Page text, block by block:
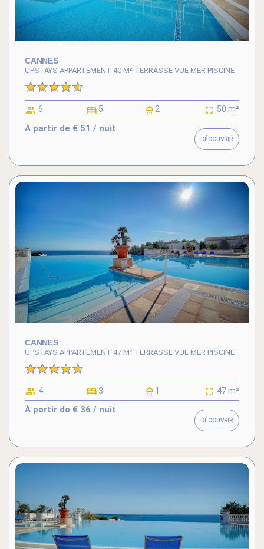
CANNES
UPSTAYS APPARTEMENT 40 M² TERRASSE VUE MER PISCINE
6 5 2 50 m²
À partir de € 51 / nuit
DÉCOUVRIR
CANNES
UPSTAYS APPARTEMENT 47 M² TERRASSE VUE MER PISCINE
4 3 1 47 m²
À partir de € 36 / nuit
DÉCOUVRIR